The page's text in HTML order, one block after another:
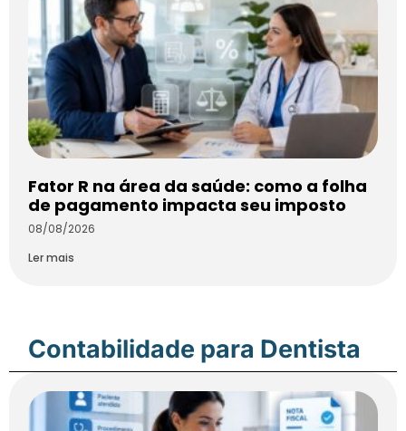
Fator R na área da saúde: como a folha
de pagamento impacta seu imposto
08/08/2026
Ler mais
Contabilidade para Dentista